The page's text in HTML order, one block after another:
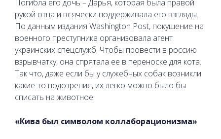
Погибла его дочь – Дарья, которая была правой
рукой отца и всячески поддерживала его взгляды.
По данным издания Washington Post, покушение на
военного преступника организовала агент
украинских спецслужб. Чтобы провести в россию
взрывчатку, она спрятала ее в переноске для кота.
Так что, даже если бы у служебных собак возникли
какие-то подозрения, их легко можно было бы
списать на животное.
«Кива был символом коллаборационизма»